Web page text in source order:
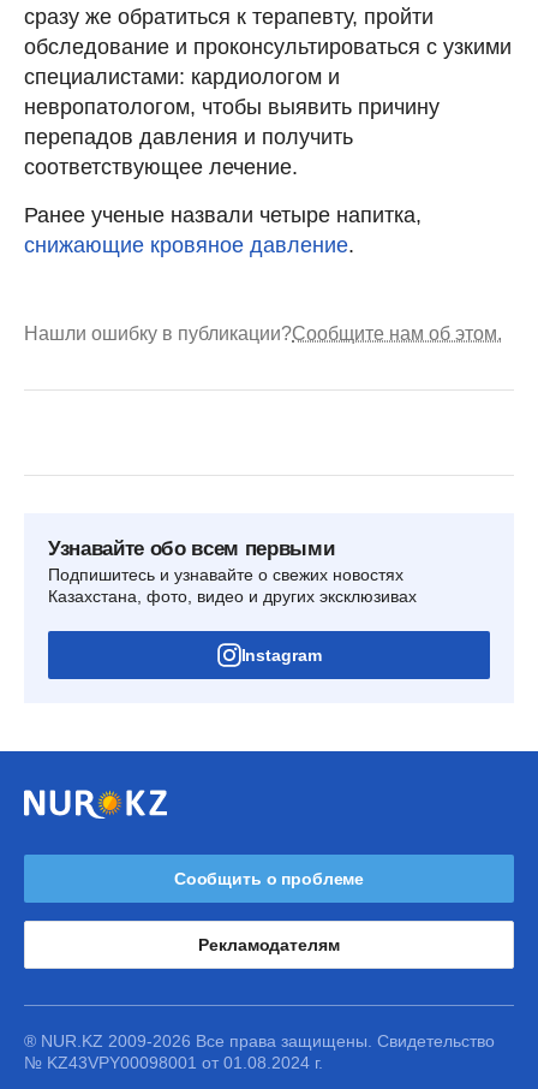
сразу же обратиться к терапевту, пройти
обследование и проконсультироваться с узкими
специалистами: кардиологом и
невропатологом, чтобы выявить причину
перепадов давления и получить
соответствующее лечение.
Ранее ученые назвали четыре напитка,
снижающие кровяное давление.
Нашли ошибку в публикации?Сообщите нам об этом.
Узнавайте обо всем первыми
Подпишитесь и узнавайте о свежих новостях
Казахстана, фото, видео и других эксклюзивах
Instagram
Сообщить о проблеме
Рекламодателям
® NUR.KZ 2009-2026 Все права защищены. Свидетельство
№ KZ43VPY00098001 от 01.08.2024 г.